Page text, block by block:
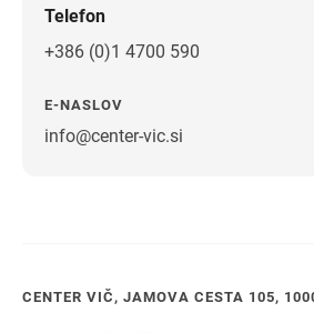
Telefon
+386 (0)1 4700 590
E-NASLOV
info@center-vic.si
CENTER VIČ, JAMOVA CESTA 105,